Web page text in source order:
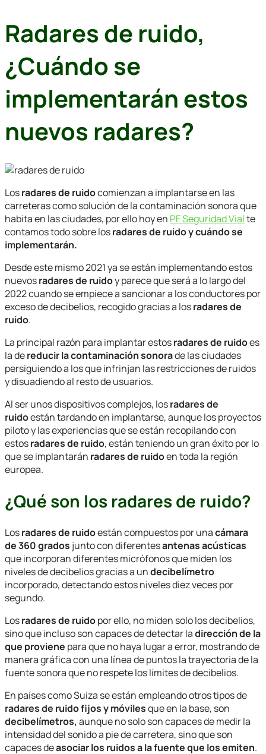
Radares de ruido,
¿Cuándo se
implementarán estos
nuevos radares?
Losradares de ruidocomienzan a implantarse en las
carreteras como solución de la contaminación sonora que
habita en las ciudades, por ello hoy en PF Seguridad Vialte
contamos todo sobre losradares de ruido y cuándo se
implementarán.
Desde este mismo 2021 ya se están implementando estos
nuevosradares de ruidoy parece que será a lo largo del
2022 cuando se empiece a sancionar a los conductores por
exceso de decibelios, recogido gracias a losradares de
ruido.
La principal razón para implantar estosradares de ruidoes
la dereducir la contaminación sonorade las ciudades
persiguiendo a los que infrinjan las restricciones de ruidos
y disuadiendo al resto de usuarios.
Al ser unos dispositivos complejos, losradares de
ruidoestán tardando en implantarse, aunque los proyectos
piloto y las experiencias que se están recopilando con
estosradares de ruido, están teniendo un gran éxito por lo
que se implantarán radares de ruidoen toda la región
europea.
¿Qué son los radares de ruido?
Losradares de ruidoestán compuestos por unacámara
de 360 grados junto con diferentesantenas acústicas
que incorporan diferentes micrófonos que miden los
niveles de decibelios gracias a undecibelímetro
incorporado, detectando estos niveles diez veces por
segundo.
Losradares de ruidopor ello, no miden solo los decibelios,
sino que incluso son capaces de detectar ladirección de la
que proviene para que no haya lugar a error, mostrando de
manera gráfica con una línea de puntos la trayectoria de la
fuente sonora que no respete los límites de decibelios.
En países como Suiza se están empleando otros tipos de
radares de ruido fijos y móvilesque en la base, son
decibelímetros, aunque no solo son capaces de medir la
intensidad del sonido a pie de carretera, sino que son
capaces deasociar los ruidos a la fuente que los emiten.